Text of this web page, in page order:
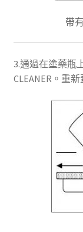
帶
3.通過在塗藥瓶
CLEANER。重新